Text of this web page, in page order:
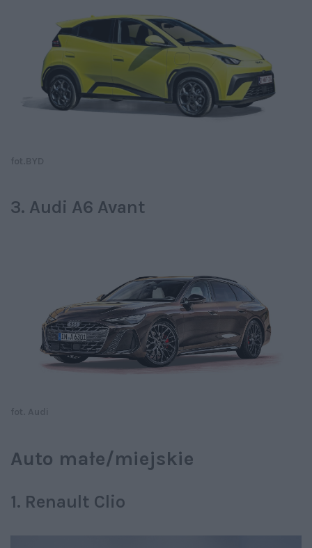
3. Audi A6 Avant
Auto małe/miejskie
1. Renault Clio